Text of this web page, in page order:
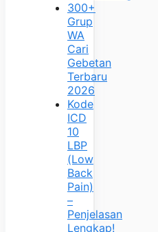
300+
Grup
WA
Cari
Gebetan
Terbaru
2026
Kode
ICD
10
LBP
(Low
Back
Pain)
–
Penjelasan
Lengkap!